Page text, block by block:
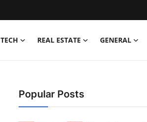
TECH REAL ESTATE GENERAL
Popular Posts